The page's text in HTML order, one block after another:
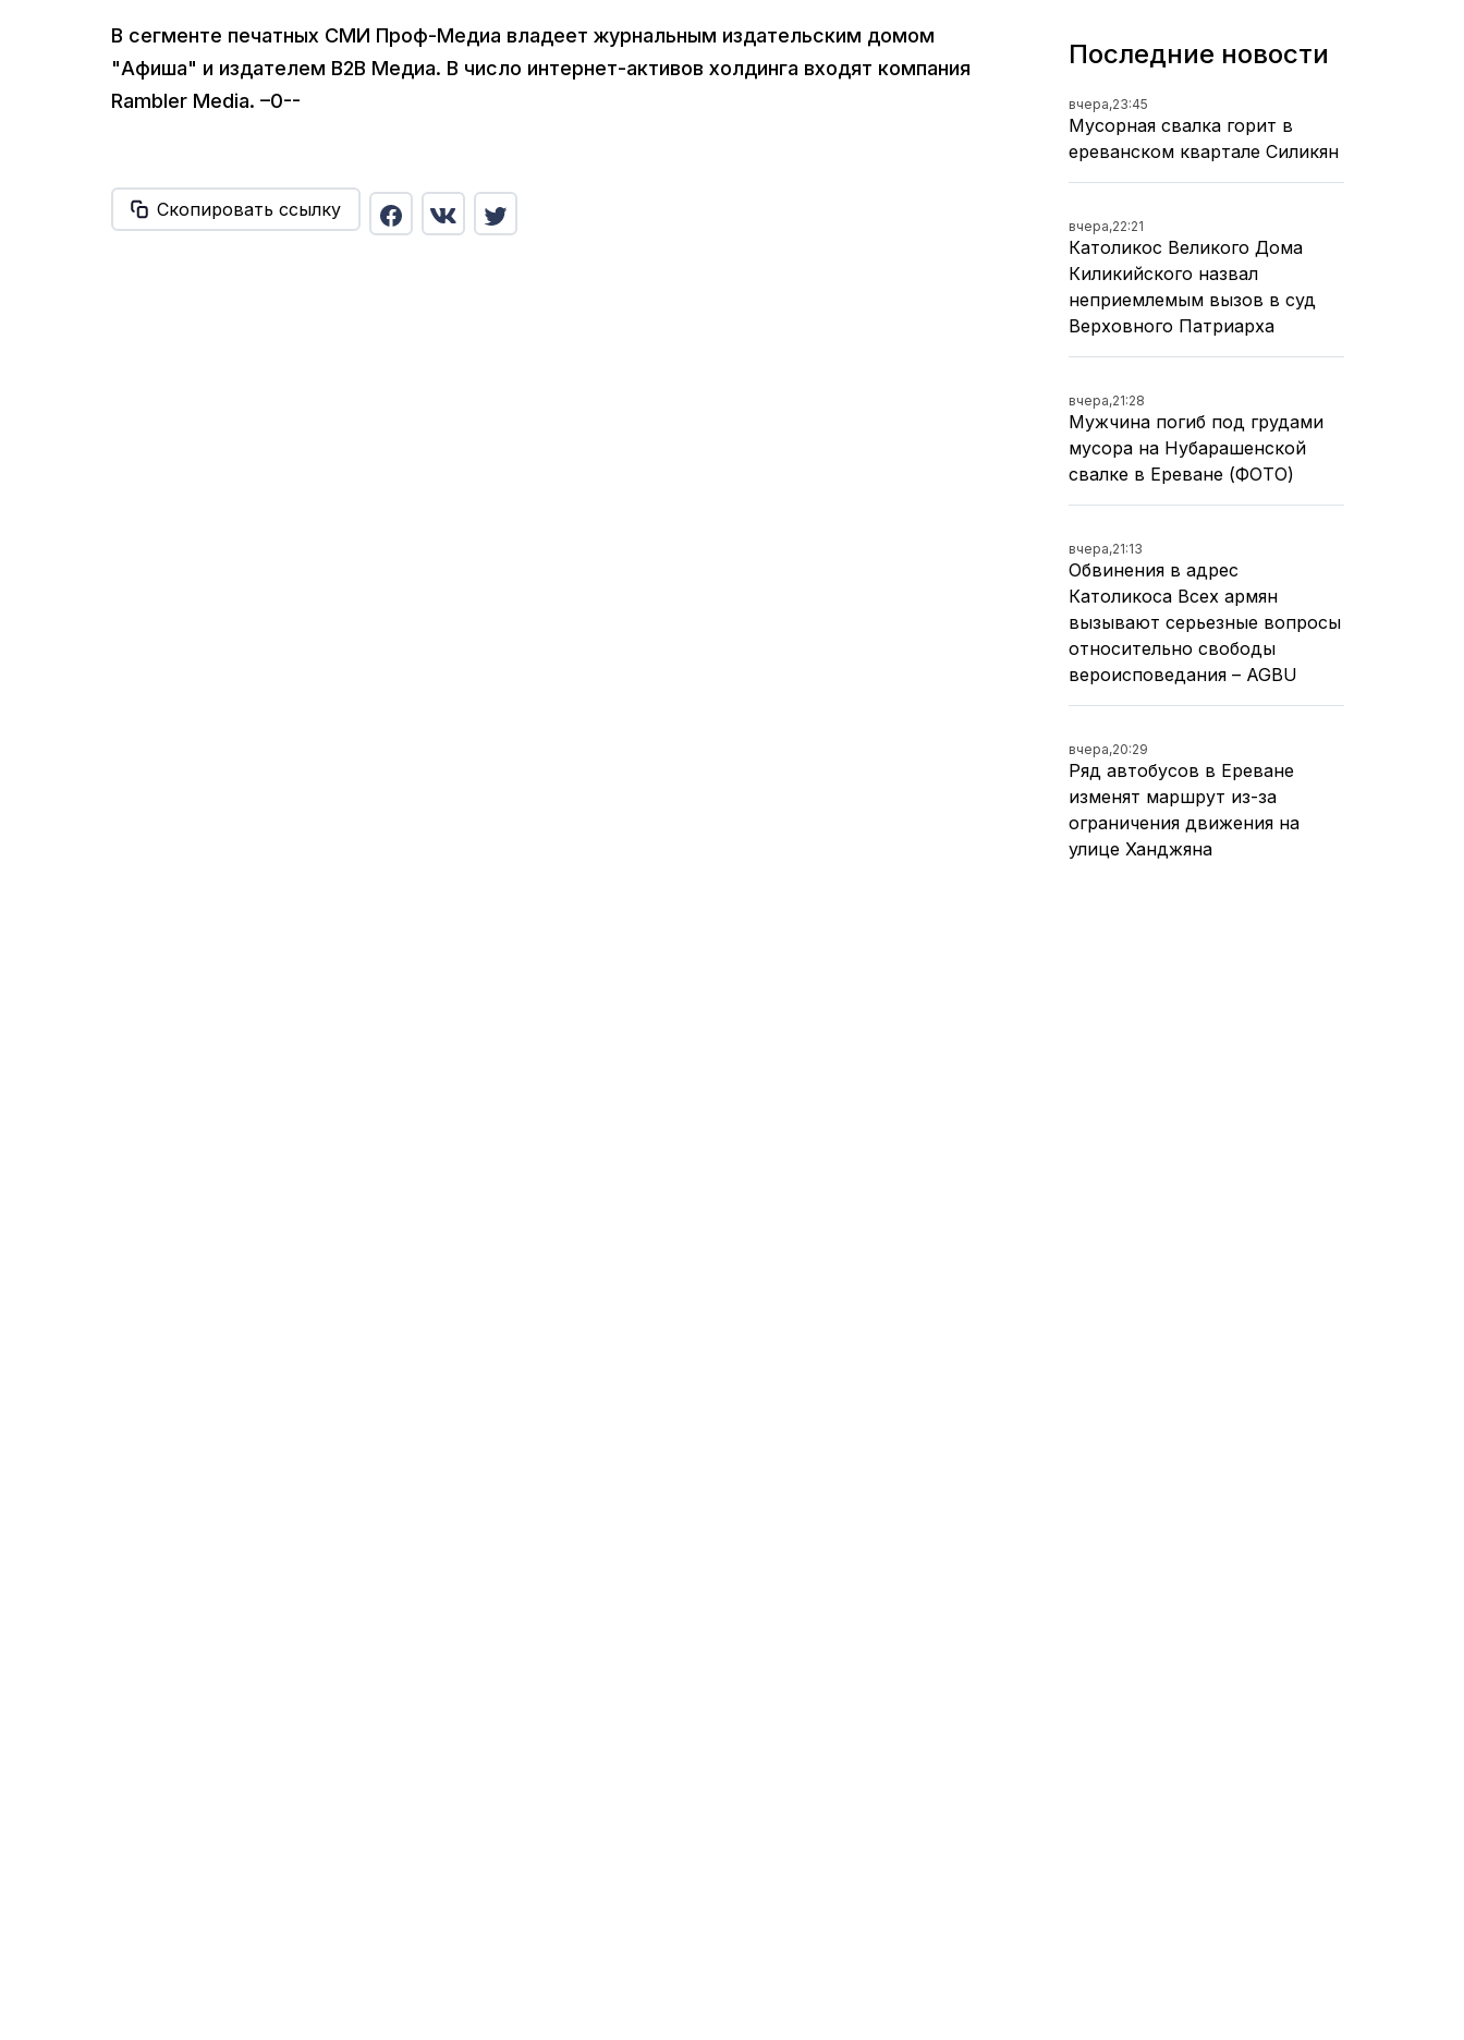
В сегменте печатных СМИ Проф-Медиа владеет журнальным издательским домом
"Афиша" и издателем B2B Медиа. В число интернет-активов холдинга входят компания
Rambler Media. –0--
Скопировать ссылку
Последние новости
вчера,23:45
Мусорная свалка горит в
ереванском квартале Силикян
вчера,22:21
Католикос Великого Дома
Киликийского назвал
неприемлемым вызов в суд
Верховного Патриарха
вчера,21:28
Мужчина погиб под грудами
мусора на Нубарашенской
свалке в Ереване (ФОТО)
вчера,21:13
Обвинения в адрес
Католикоса Всех армян
вызывают серьезные вопросы
относительно свободы
вероисповедания – AGBU
вчера,20:29
Ряд автобусов в Ереване
изменят маршрут из-за
ограничения движения на
улице Ханджяна